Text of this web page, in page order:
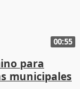
00:55
para
municipales